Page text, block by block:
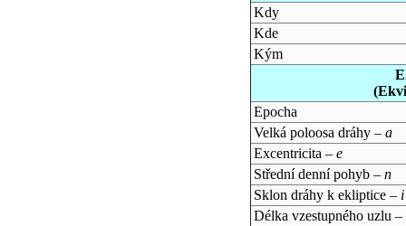
Kdy
Kde
Kým
Epocha
Velká poloosa dráhy – a
Excentricita – e
Střední denní pohyb – n
Sklon dráhy k ekliptice – i
Délka vzestupného uzlu –